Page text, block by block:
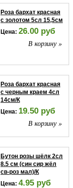
Роза бархат красная
с золотом 5сл 15,5см
Цена: 26.00 руб
В корзину »
Роза бархат красная
с черным краем 4сл
14см/К
Цена: 19.50 руб
В корзину »
Бутон розы шёлк 2сл
8.5 см (син сир жёл
св-роз мал)/К
Цена: 4.95 руб